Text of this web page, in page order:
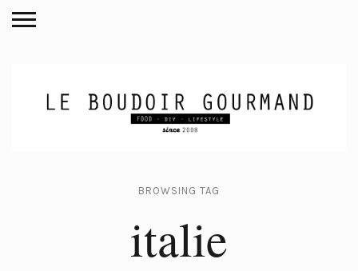
BROWSING TAG
italie